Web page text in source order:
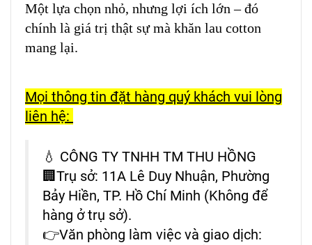
Một lựa chọn nhỏ, nhưng lợi ích lớn – đó
chính là giá trị thật sự mà khăn lau cotton
mang lại.
Mọi thông tin đặt hàng quý khách vui lòng
liên hệ:
💧 CÔNG TY TNHH TM THU HỒNG
🏢Trụ sở: 11A Lê Duy Nhuận, Phường
Bảy Hiền, TP. Hồ Chí Minh (Không để
hàng ở trụ sở).
👉Văn phòng làm việc và giao dịch: